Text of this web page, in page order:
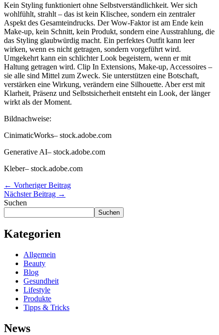
Kein Styling funktioniert ohne Selbstverständlichkeit. Wer sich
wohlfühlt, strahlt – das ist kein Klischee, sondern ein zentraler
Aspekt des Gesamteindrucks. Der Wow-Faktor ist am Ende kein
Make-up, kein Schnitt, kein Produkt, sondern eine Ausstrahlung, die
das Styling glaubwürdig macht. Ein perfektes Outfit kann leer
wirken, wenn es nicht getragen, sondern vorgeführt wird.
Umgekehrt kann ein schlichter Look begeistern, wenn er mit
Haltung getragen wird. Clip In Extensions, Make-up, Accessoires –
sie alle sind Mittel zum Zweck. Sie unterstützen eine Botschaft,
verstärken eine Wirkung, verändern eine Silhouette. Aber erst mit
Klarheit, Präsenz und Selbstsicherheit entsteht ein Look, der länger
wirkt als der Moment.
Bildnachweise:
CinimaticWorks– stock.adobe.com
Generative AI– stock.adobe.com
Kleber– stock.adobe.com
← Vorheriger Beitrag
Nächster Beitrag →
Suchen
Suchen
Kategorien
Allgemein
Beauty
Blog
Gesundheit
Lifestyle
Produkte
Tipps & Tricks
News